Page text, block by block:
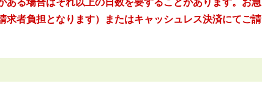
求者負担となります）またはキャッシュレス決済にてご請